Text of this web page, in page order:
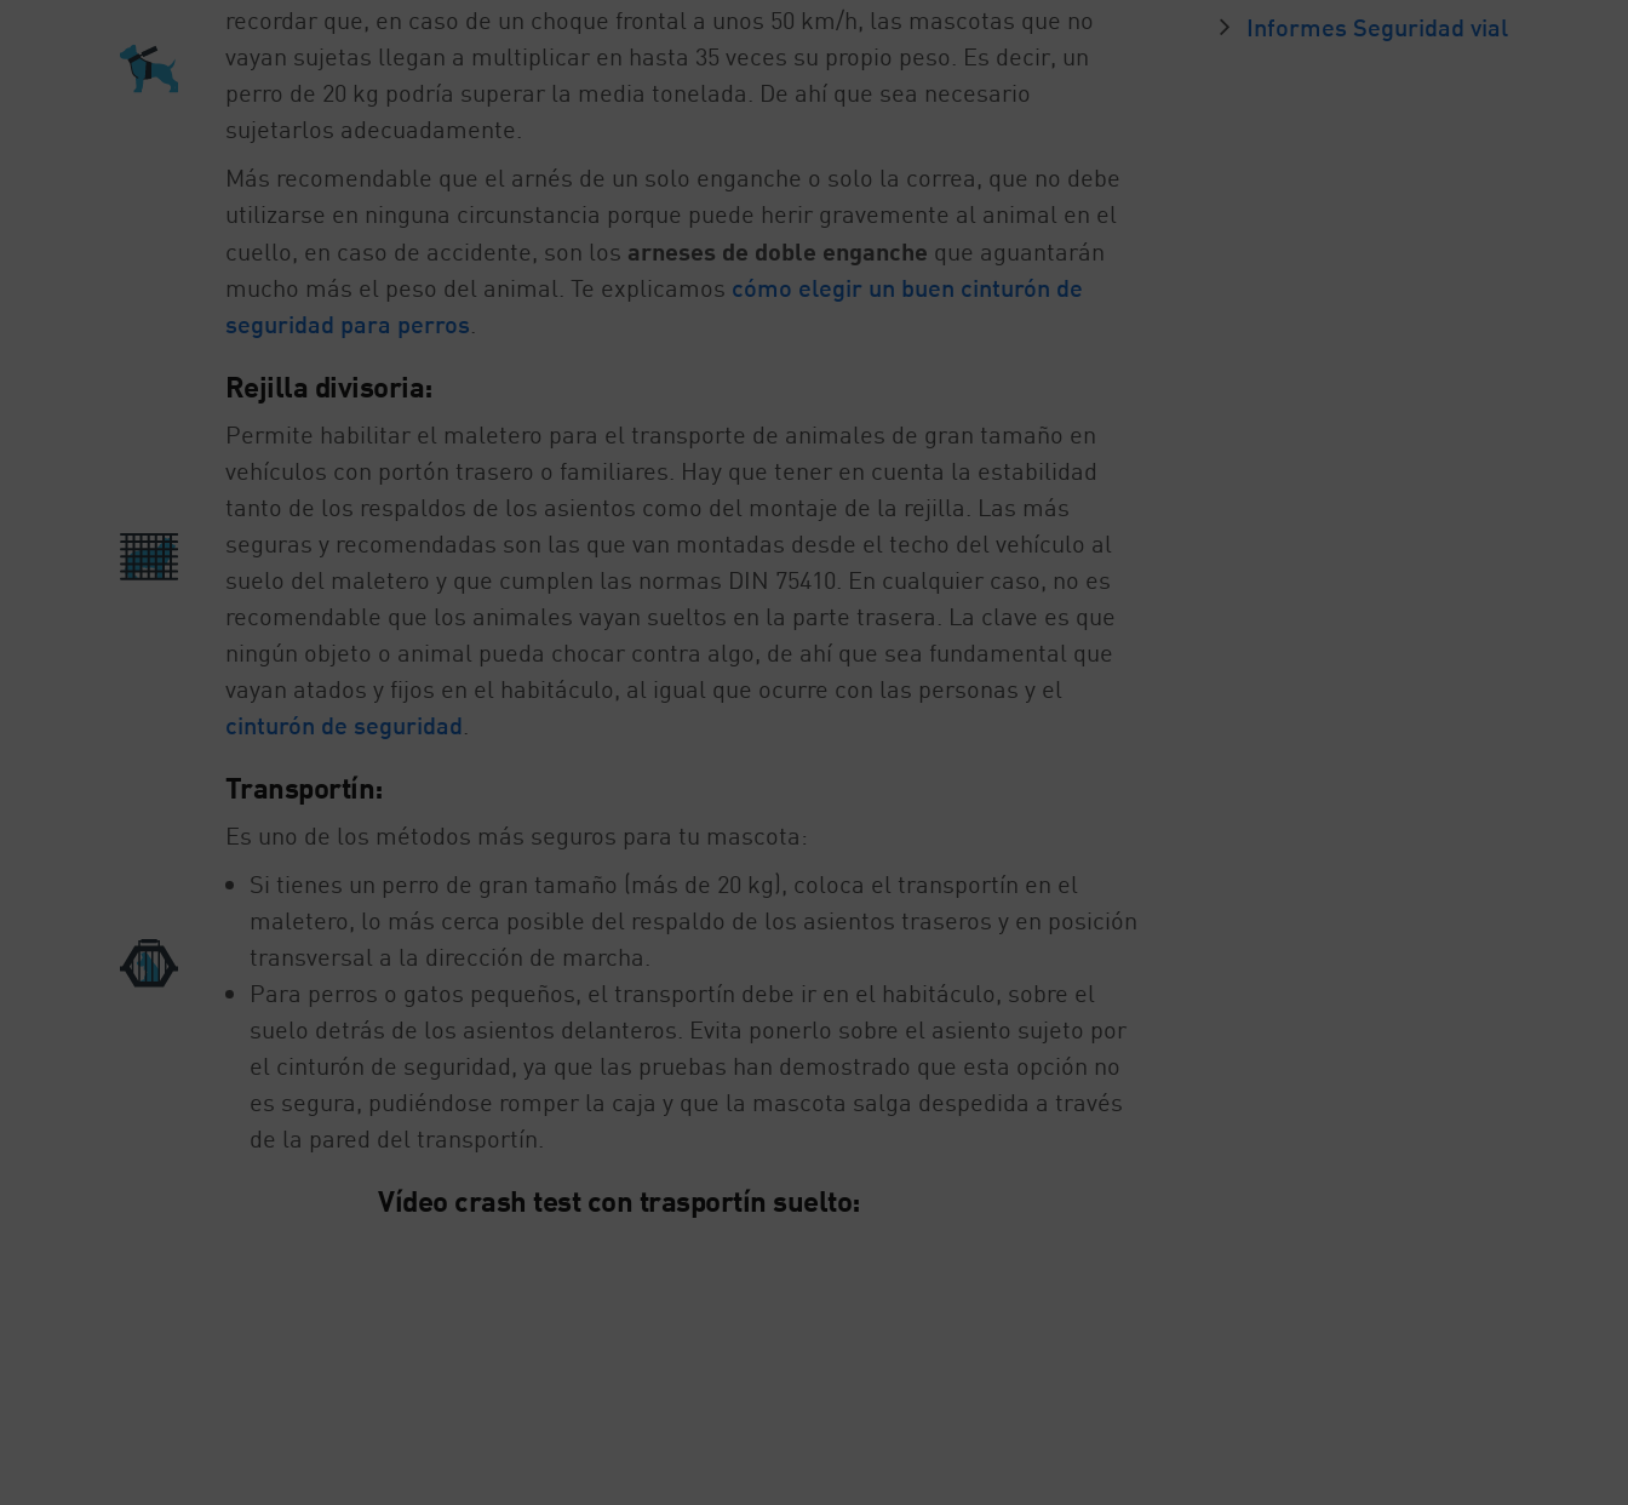
recordar que, en caso de un choque frontal a unos 50 km/h, las mascotas que no
vayan sujetas llegan a multiplicar en hasta 35 veces su propio peso. Es decir, un
perro de 20 kg podría superar la media tonelada. De ahí que sea necesario
sujetarlos adecuadamente.
Más recomendable que el arnés de un solo enganche o solo la correa, que no debe
utilizarse en ninguna circunstancia porque puede herir gravemente al animal en el
cuello, en caso de accidente, son los arneses de doble enganche que aguantarán
mucho más el peso del animal. Te explicamos cómo elegir un buen cinturón de
seguridad para perros.
Rejilla divisoria:
Permite habilitar el maletero para el transporte de animales de gran tamaño en
vehículos con portón trasero o familiares. Hay que tener en cuenta la estabilidad
tanto de los respaldos de los asientos como del montaje de la rejilla. Las más
seguras y recomendadas son las que van montadas desde el techo del vehículo al
suelo del maletero y que cumplen las normas DIN 75410. En cualquier caso, no es
recomendable que los animales vayan sueltos en la parte trasera. La clave es que
ningún objeto o animal pueda chocar contra algo, de ahí que sea fundamental que
vayan atados y fijos en el habitáculo, al igual que ocurre con las personas y el
cinturón de seguridad.
Transportín:
Es uno de los métodos más seguros para tu mascota:
Si tienes un perro de gran tamaño (más de 20 kg), coloca el transportín en el
maletero, lo más cerca posible del respaldo de los asientos traseros y en posición
transversal a la dirección de marcha.
Para perros o gatos pequeños, el transportín debe ir en el habitáculo, sobre el
suelo detrás de los asientos delanteros. Evita ponerlo sobre el asiento sujeto por
el cinturón de seguridad, ya que las pruebas han demostrado que esta opción no
es segura, pudiéndose romper la caja y que la mascota salga despedida a través
de la pared del transportín.
Vídeo crash test con trasportín suelto:
Informes Seguridad vial